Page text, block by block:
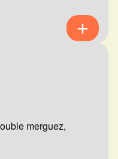
merguez,